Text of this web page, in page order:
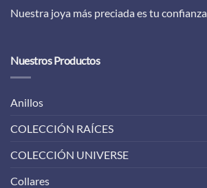
Nuestra joya más preciada es tu confianza.
Nuestros Productos
Anillos
COLECCIÓN RAÍCES
COLECCIÓN UNIVERSE
Collares